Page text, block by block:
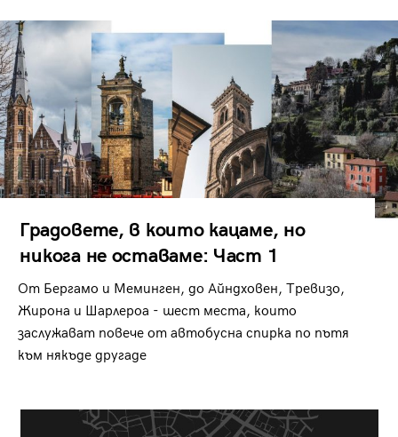
Градовете, в които кацаме, но
никога не оставаме: Част 1
От Бергамо и Меминген, до Айндховен, Тревизо,
Жирона и Шарлероа - шест места, които
заслужават повече от автобусна спирка по пътя
към някъде другаде